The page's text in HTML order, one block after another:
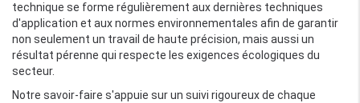
technique se forme régulièrement aux dernières techniques
d'application et aux normes environnementales afin de garantir
non seulement un travail de haute précision, mais aussi un
résultat pérenne qui respecte les exigences écologiques du
secteur.
Notre savoir-faire s'appuie sur un suivi rigoureux de chaque